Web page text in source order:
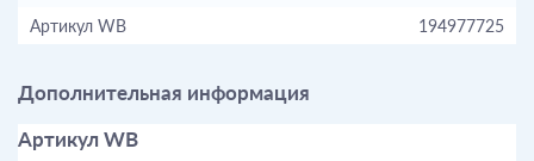
Артикул WB
194977725
Дополнительная информация
Артикул WB